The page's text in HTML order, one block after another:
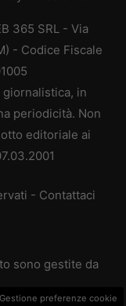
365 SRL - Via
- Codice Fiscale
in
periodicità. Non
editoriale ai
- Contattaci
sono gestite da
Gestione preferenze cookie